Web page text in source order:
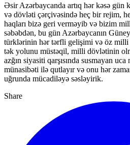
Əsir Azərbaycanda artıq hər kəsə gün
və dövləti çərçivəsində heç bir rejim,
haqları bizə geri verməyib və bizim
səbəbdən, bu gün Azərbaycanın
türklərinin hər tərfli gelişimi və öz
tək yolunu müstəqil, milli dövlətinin
azğın siyasiti qarşısında susmayan
münasibəti ilə qutlayır və onu hər
uğrunda mücadiləyə səsləyirik.
Share